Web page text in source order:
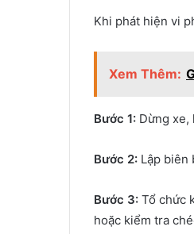
Khi phát hiện vi
Xem Thêm:
Bước 1: Dừng xe,
Bước 2: Lập biên
Bước 3: Tổ chức
hoặc kiểm tra